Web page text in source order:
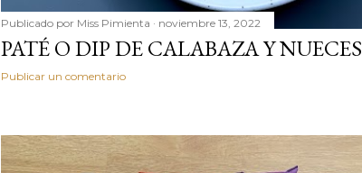
Publicado por Miss Pimienta noviembre 13, 2022
PATÉ O DIP DE CALABAZA Y NUECES
Publicar un comentario